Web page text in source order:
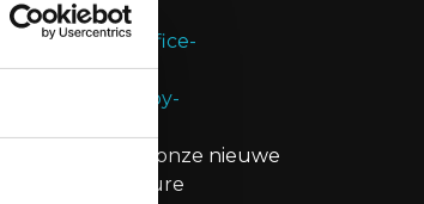
Disclaimer
Bekijk onze nieuwe
brochure